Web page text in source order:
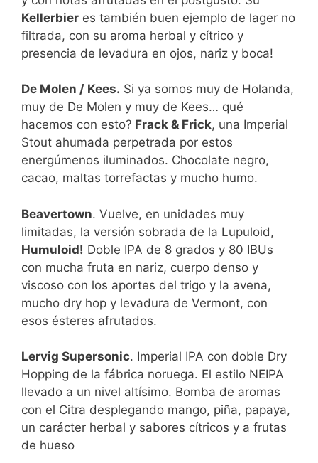
Kellerbier es también buen ejemplo de lager no
filtrada, con su aroma herbal y cítrico y
presencia de levadura en ojos, nariz y boca!
De Molen / Kees. Si ya somos muy de Holanda,
muy de De Molen y muy de Kees… qué
hacemos con esto? Frack & Frick, una Imperial
Stout ahumada perpetrada por estos
energúmenos iluminados. Chocolate negro,
cacao, maltas torrefactas y mucho humo.
Beavertown. Vuelve, en unidades muy
limitadas, la versión sobrada de la Lupuloid,
Humuloid! Doble IPA de 8 grados y 80 IBUs
con mucha fruta en nariz, cuerpo denso y
viscoso con los aportes del trigo y la avena,
mucho dry hop y levadura de Vermont, con
esos ésteres afrutados.
Lervig Supersonic. Imperial IPA con doble Dry
Hopping de la fábrica noruega. El estilo NEIPA
llevado a un nivel altísimo. Bomba de aromas
con el Citra desplegando mango, piña, papaya,
un carácter herbal y sabores cítricos y a frutas
de hueso